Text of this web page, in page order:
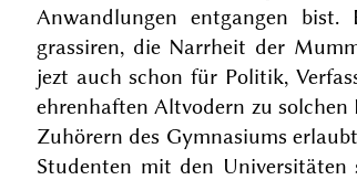
Anwandlungen entgangen
grassiren, die Narrheit der
jezt auch schon für Politik,
ehrenhaften Altvodern zu solchen
Zuhörern des Gymnasiums
Studenten mit den Universitäten